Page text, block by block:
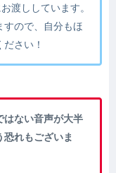
渡ししています。
すので、自分もほ
さい！
はない音声が大半
れもございま